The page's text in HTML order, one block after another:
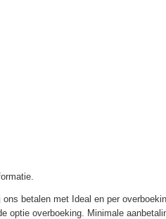
ons betalen met Ideal en per
optie overboeking. Minimale